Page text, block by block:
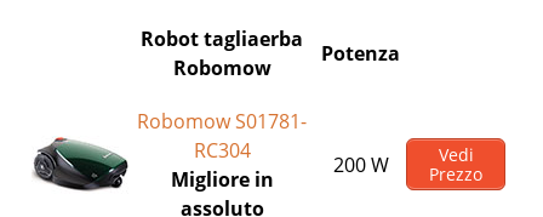
Robot tagliaerba
Robomow
Potenza
Robomow S01781-
RC304
Migliore in
assoluto
200 W
Vedi
Prezzo